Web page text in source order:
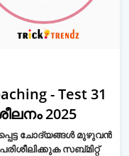
- Test 31
2025
ചോദ്യങ്ങൾ മുഴുവൻ
സബ്മിറ്റ്